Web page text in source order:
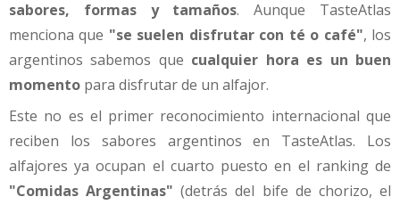
sabores, formas y tamaños. Aunque TasteAtlas
menciona que "se suelen disfrutar con té o café", los
argentinos sabemos que cualquier hora es un buen
momento para disfrutar de un alfajor.
Este no es el primer reconocimiento internacional que
reciben los sabores argentinos en TasteAtlas. Los
alfajores ya ocupan el cuarto puesto en el ranking de
"Comidas Argentinas" (detrás del bife de chorizo, el